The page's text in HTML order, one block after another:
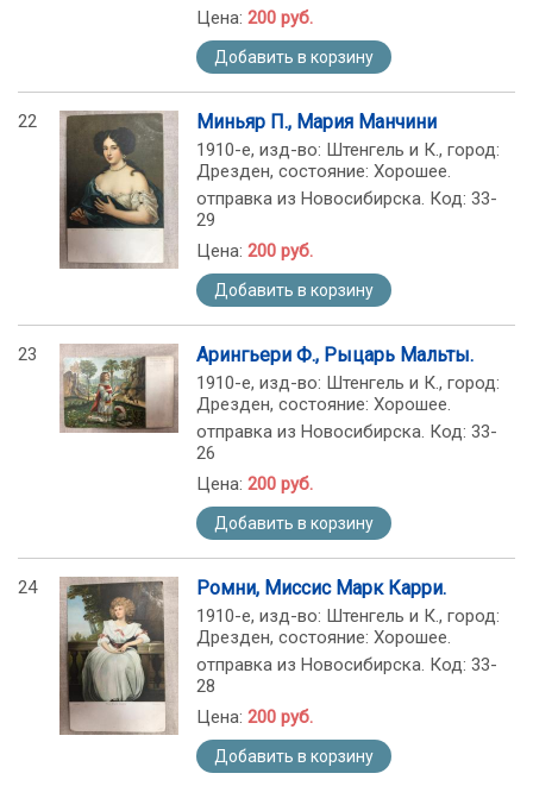
Цена: 200 руб.
Добавить в корзину
22 Миньяр П., Мария Манчини
1910-е, изд-во: Штенгель и К., город:
Дрезден, состояние: Хорошее.
отправка из Новосибирска. Код: 33-
29
Цена: 200 руб.
Добавить в корзину
23 Арингьери Ф., Рыцарь Мальты.
1910-е, изд-во: Штенгель и К., город:
Дрезден, состояние: Хорошее.
отправка из Новосибирска. Код: 33-
26
Цена: 200 руб.
Добавить в корзину
24 Ромни, Миссис Марк Карри.
1910-е, изд-во: Штенгель и К., город:
Дрезден, состояние: Хорошее.
отправка из Новосибирска. Код: 33-
28
Цена: 200 руб.
Добавить в корзину